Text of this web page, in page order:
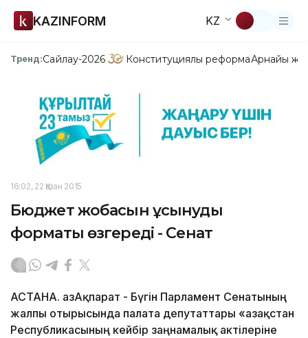
KAZINFORM KZ
Тренд:Сайлау-2026 Конституциялық реформаАрнайы
16:02, 22 Қазан 2015
Бюджет жобасын ұсынудың
форматы өзгереді - Сенат
АСТАНА. ҚазАқпарат - Бүгін Парламент Сенатының
жалпы отырысында палата депутаттары «Қазақстан
Республикасының кейбір заңнамалық актілеріне